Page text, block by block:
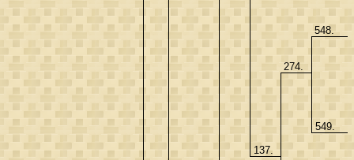
137.
274.
548.
549.